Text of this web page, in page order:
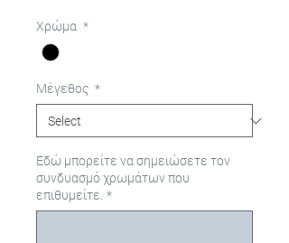
Χρώμα *
Μέγεθος *
Εδώ μπορείτε να σημειώσετε τον
συνδυασμό χρωμάτων που
επιθυμείτε. *